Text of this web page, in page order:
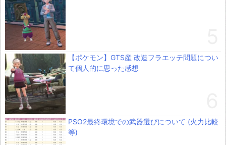
【ポケモン】GTS産 改造フラエッテ問題につい
て個人的に思った感想
PSO2最終環境での武器選びについて (火力比較
等)